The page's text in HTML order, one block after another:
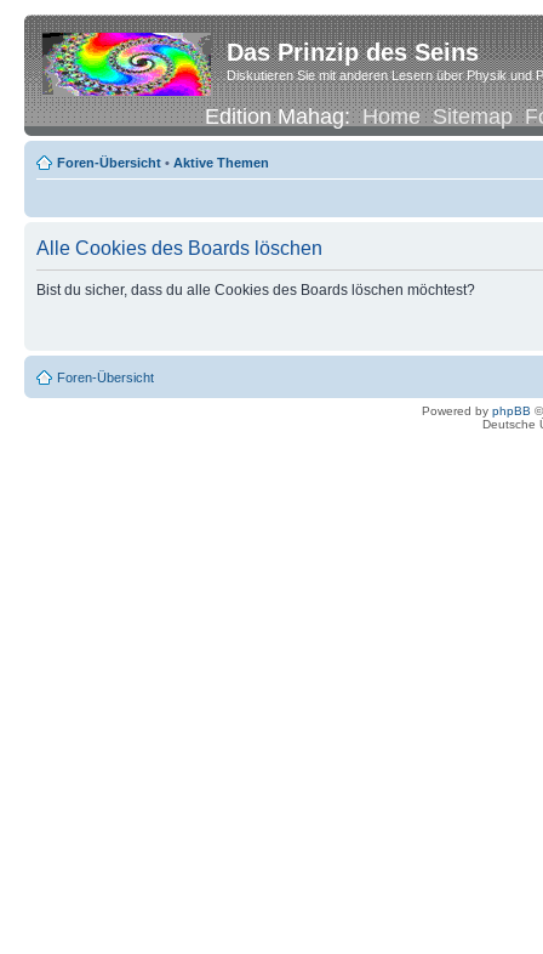
Das Prinzip des Seins
Diskutieren Sie mit anderen Lesern über Physik und
Edition Mahag:Home Sitemap
Foren-Übersicht • Aktive Themen
Alle Cookies des Boards löschen
Bist du sicher, dass du alle Cookies des Boards löschen möchtest?
Foren-Übersicht
Powered by phpBB
Deutsche